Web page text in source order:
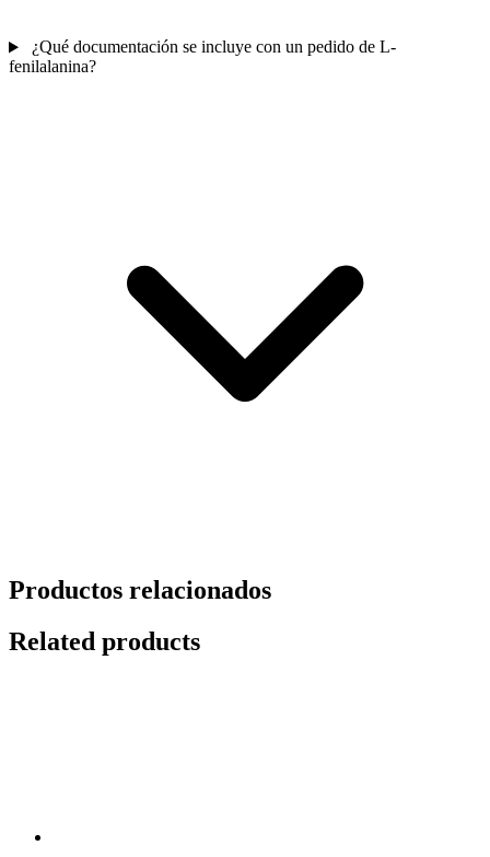
¿Qué documentación se incluye con un pedido de L-
fenilalanina?
Productos relacionados
Related products